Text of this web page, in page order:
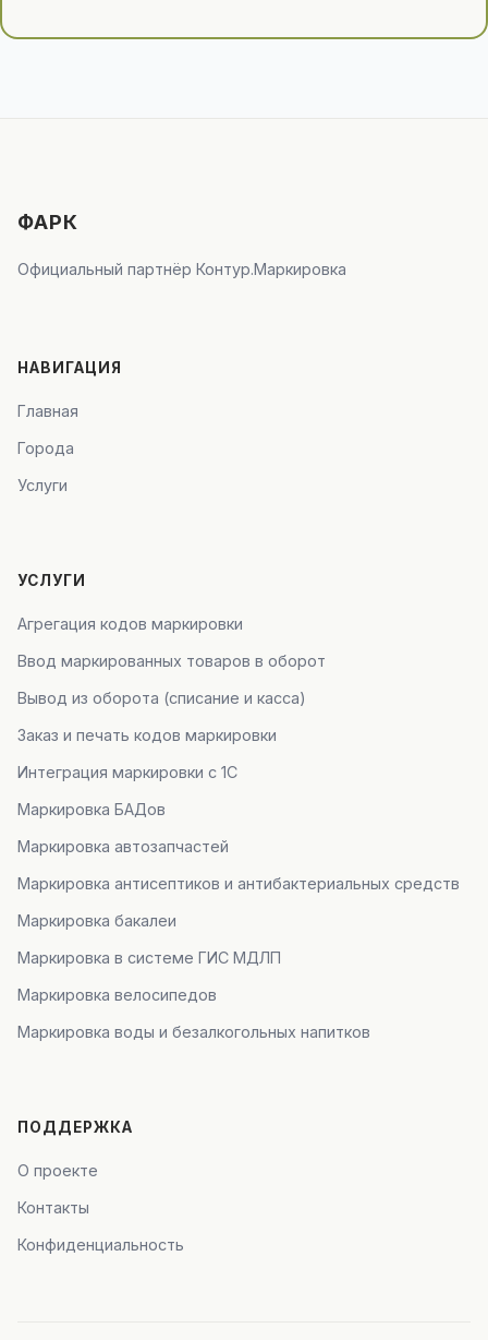
ФАРК
Официальный партнёр Контур.Маркировка
НАВИГАЦИЯ
Главная
Города
Услуги
УСЛУГИ
Агрегация кодов маркировки
Ввод маркированных товаров в оборот
Вывод из оборота (списание и касса)
Заказ и печать кодов маркировки
Интеграция маркировки с 1С
Маркировка БАДов
Маркировка автозапчастей
Маркировка антисептиков и антибактериальных средств
Маркировка бакалеи
Маркировка в системе ГИС МДЛП
Маркировка велосипедов
Маркировка воды и безалкогольных напитков
ПОДДЕРЖКА
О проекте
Контакты
Конфиденциальность